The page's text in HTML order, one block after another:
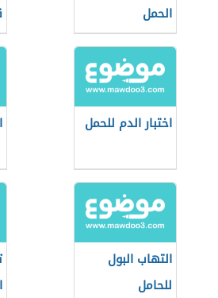
الحمل
اختبار الدم للحمل
التهاب البول
للحامل